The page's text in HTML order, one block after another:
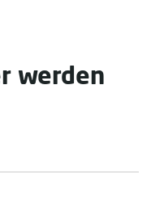
werden